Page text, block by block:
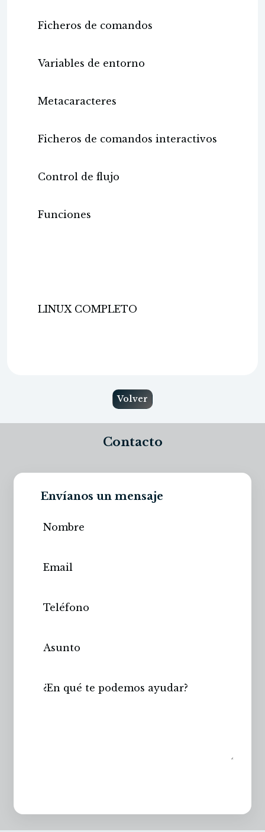
Ficheros de comandos
Variables de entorno
Metacaracteres
Ficheros de comandos interactivos
Control de flujo
Funciones
LINUX COMPLETO
Volver
Contacto
Envíanos un mensaje